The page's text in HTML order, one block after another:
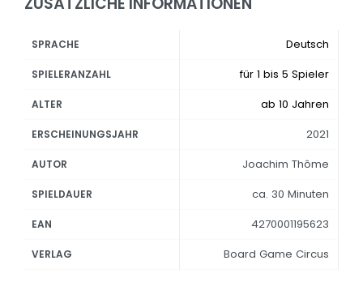
SPRACHE Deutsch
SPIELERANZAHL für 1 bis 5 Spieler
ALTER ab 10 Jahren
ERSCHEINUNGSJAHR 2021
AUTOR Joachim Thôme
SPIELDAUER ca. 30 Minuten
EAN 4270001195623
VERLAG Board Game Circus